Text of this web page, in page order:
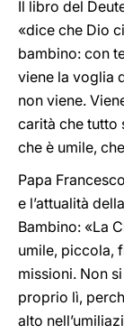
Il libro del
«dice che Dio
bambino: con
viene la voglia
non viene.
carità che tutto
che è umile,
Papa
e l’attualità
Bambino: «La
umile, piccola,
missioni. Non
proprio lì,
alto